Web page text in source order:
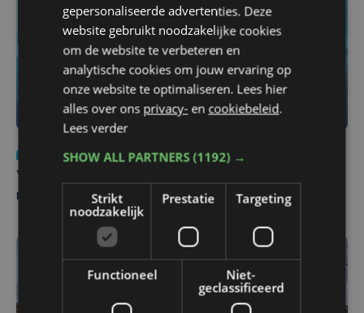
Nieuws
do 6 augustus | 21:30
Yaro (19), slachtoffer van vechtpartij, is na
maandenlange coma overleden
gepersonaliseerde advertenties. Deze
website gebruikt noodzakelijke cookies
om de website te verbeteren en
analytische cookies om jouw ervaring op
onze website te optimaliseren. Lees hier
alles over ons privacy- en cookiebeleid.
Lees verder
SHOW ALL PARTNERS(1192) →
Strikt
noodzakelijk
Prestatie Targeting
Functioneel
Niet-
geclassificeerd